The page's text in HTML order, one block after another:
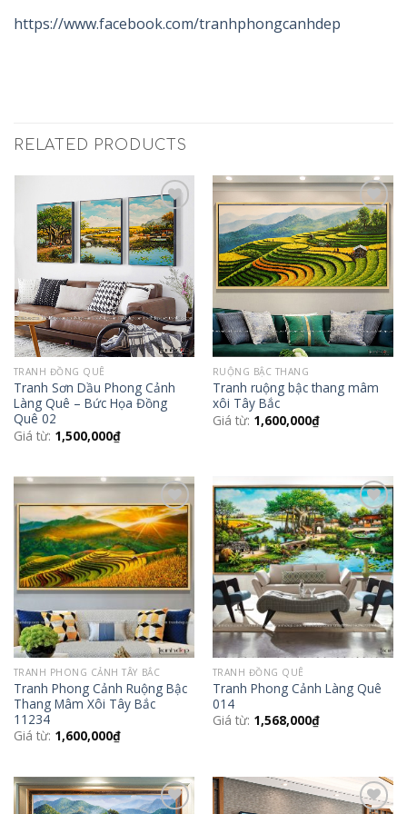
https://www.facebook.com/tranhphongcanhdep
RELATED PRODUCTS
Add to
Wishlist
TRANH ĐỒNG QUÊ
Tranh Sơn Dầu Phong Cảnh
Làng Quê – Bức Họa Đồng
Quê 02
Giá từ: 1,500,000₫
Add to
Wishlist
RUỘNG BẬC THANG
Tranh ruộng bậc thang mâm
xôi Tây Bắc
Giá từ: 1,600,000₫
Add to
Wishlist
TRANH PHONG CẢNH TÂY BẮC
Tranh Phong Cảnh Ruộng Bậc
Thang Mâm Xôi Tây Bắc
11234
Giá từ: 1,600,000₫
Add to
Wishlist
TRANH ĐỒNG QUÊ
Tranh Phong Cảnh Làng Quê
014
Giá từ: 1,568,000₫